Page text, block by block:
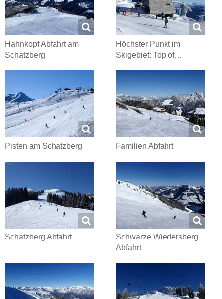
Hahnkopf Abfahrt am
Schatzberg
Höchster Punkt im
Skigebiet: Top of…
Pisten am Schatzberg Familien Abfahrt
Schatzberg Abfahrt
Schwarze Wiedersberg
Abfahrt